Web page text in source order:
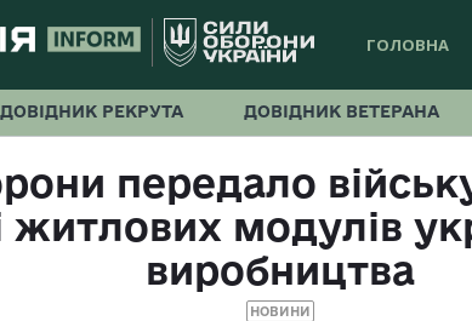
ГОЛОВНА
ДОВІДНИК РЕКРУТА ДОВІДНИК ВЕТЕРАНА
передало
житлових модулів
виробництва
НОВИНИ